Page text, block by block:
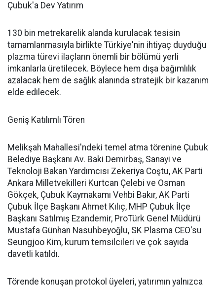
Çubuk'a Dev Yatırım
130 bin metrekarelik alanda kurulacak tesisin
tamamlanmasıyla birlikte Türkiye'nin ihtiyaç duyduğu
plazma türevi ilaçların önemli bir bölümü yerli
imkanlarla üretilecek. Böylece hem dışa bağımlılık
azalacak hem de sağlık alanında stratejik bir kazanım
elde edilecek.
Geniş Katılımlı Tören
Melikşah Mahallesi'ndeki temel atma törenine Çubuk
Belediye Başkanı Av. Baki Demirbaş, Sanayi ve
Teknoloji Bakan Yardımcısı Zekeriya Coştu, AK Parti
Ankara Milletvekilleri Kurtcan Çelebi ve Osman
Gökçek, Çubuk Kaymakamı Vehbi Bakır, AK Parti
Çubuk İlçe Başkanı Ahmet Kılıç, MHP Çubuk İlçe
Başkanı Satılmış Ezandemir, ProTürk Genel Müdürü
Mustafa Günhan Nasuhbeyoğlu, SK Plasma CEO'su
Seungjoo Kim, kurum temsilcileri ve çok sayıda
davetli katıldı.
Törende konuşan protokol üyeleri, yatırımın yalnızca